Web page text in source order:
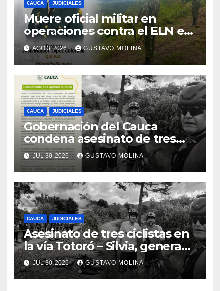
CAUCA JUDICIALES
Muere oficial militar en
operaciones contra el ELN en
el sur del Cauca
AGO 3, 2026 GUSTAVO MOLINA
CAUCA JUDICIALES
Gobernación del Cauca
condena asesinato de tres
ciudadanos y exige medidas
urgentes al Gobierno
Nacional
JUL 30, 2026 GUSTAVO MOLINA
CAUCA JUDICIALES
Asesinato de tres ciclistas en
la vía Totoró – Silvia, genera
consternación en el Cauca
JUL 30, 2026 GUSTAVO MOLINA